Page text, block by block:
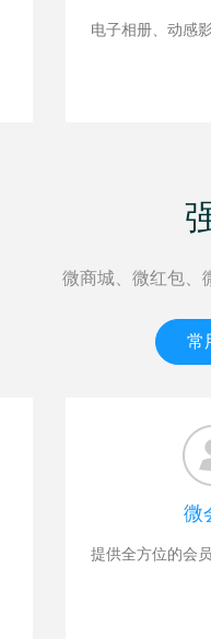
电子相册、动感
微商城、微红包、
常
微
提供全方位的会